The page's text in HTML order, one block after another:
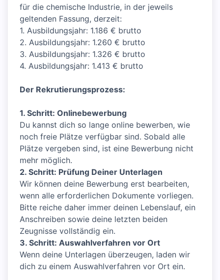
für die chemische Industrie, in der jeweils
geltenden Fassung, derzeit:
1. Ausbildungsjahr: 1.186 € brutto
2. Ausbildungsjahr: 1.260 € brutto
3. Ausbildungsjahr: 1.326 € brutto
4. Ausbildungsjahr: 1.413 € brutto
Der Rekrutierungsprozess:
1. Schritt: Onlinebewerbung
Du kannst dich so lange online bewerben, wie
noch freie Plätze verfügbar sind. Sobald alle
Plätze vergeben sind, ist eine Bewerbung nicht
mehr möglich.
2. Schritt: Prüfung Deiner Unterlagen
Wir können deine Bewerbung erst bearbeiten,
wenn alle erforderlichen Dokumente vorliegen.
Bitte reiche daher immer deinen Lebenslauf, ein
Anschreiben sowie deine letzten beiden
Zeugnisse vollständig ein.
3. Schritt: Auswahlverfahren vor Ort
Wenn deine Unterlagen überzeugen, laden wir
dich zu einem Auswahlverfahren vor Ort ein.